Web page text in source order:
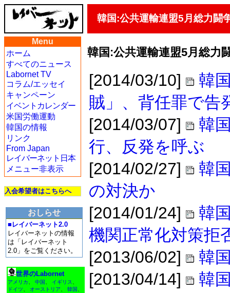
韓国:公共運輸連盟5月総力闘
Menu
ホーム
すべてのニュース
Labornet TV
コラム/エッセイ
キャンペーン
イベントカレンダー
米国労働運動
韓国の情報
リンク
From Japan
レイバーネット日本
メニュー非表示
入会希望者はこちらへ
おしらせ
■レイバーネット2.0
レイバーネットの情報
は「レイバーネット
2.0」をご覧ください。
世界のLabornet
アメリカ 中国 イギリス
ドイツ
オーストリア 韓国
韓国:公共運輸連盟5月総力
[2014/03/10]
韓
賊」、背任罪で告
[2014/03/07]
韓
行、反発を呼ぶ
[2014/02/27]
韓
の対決か
[2014/01/24]
韓
機関正常化対策拒
[2013/06/02]
韓
[2013/04/14]
韓